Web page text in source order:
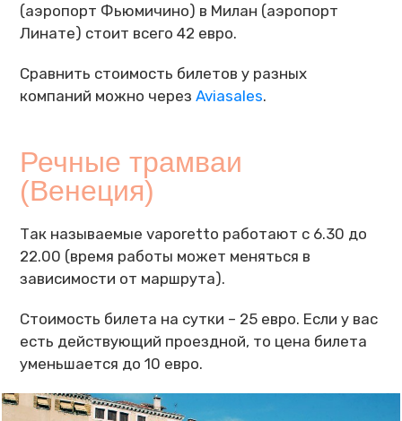
(аэропорт Фьюмичино) в Милан (аэропорт
Линате) стоит всего 42 евро.
Сравнить стоимость билетов у разных
компаний можно черезAviasales.
Речные трамваи
(Венеция)
Так называемые vaporetto работают с 6.30 до
22.00 (время работы может меняться в
зависимости от маршрута).
Стоимость билета на сутки – 25 евро. Если у вас
есть действующий проездной, то цена билета
уменьшается до 10 евро.